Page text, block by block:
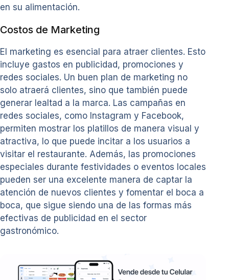
en su alimentación.
Costos de Marketing
El marketing es esencial para atraer clientes. Esto
incluye gastos en publicidad, promociones y
redes sociales. Un buen plan de marketing no
solo atraerá clientes, sino que también puede
generar lealtad a la marca. Las campañas en
redes sociales, como Instagram y Facebook,
permiten mostrar los platillos de manera visual y
atractiva, lo que puede incitar a los usuarios a
visitar el restaurante. Además, las promociones
especiales durante festividades o eventos locales
pueden ser una excelente manera de captar la
atención de nuevos clientes y fomentar el boca a
boca, que sigue siendo una de las formas más
efectivas de publicidad en el sector
gastronómico.